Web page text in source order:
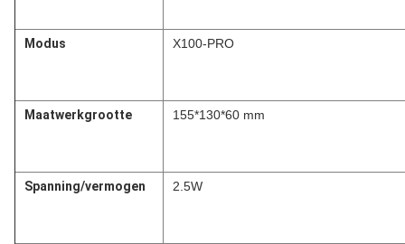
Modus X100-PRO
Maatwerkgrootte 155*130*60 mm
Spanning/vermogen 2.5W